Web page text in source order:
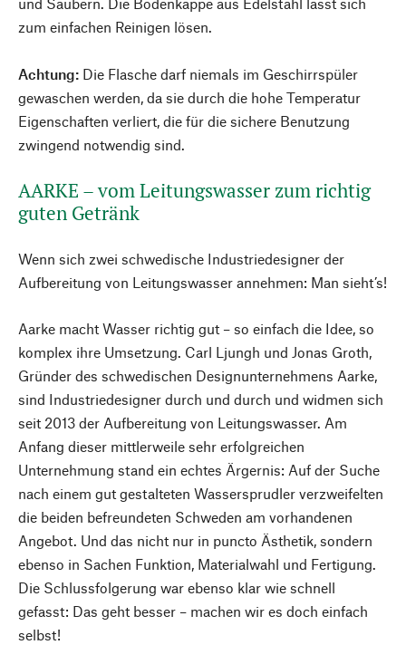
zum einfachen Reinigen lösen.
Achtung: Die Flasche darf niemals im Geschirrspüler
gewaschen werden, da sie durch die hohe Temperatur
Eigenschaften verliert, die für die sichere Benutzung
zwingend notwendig sind.
AARKE – vom Leitungswasser zum richtig
guten Getränk
Wenn sich zwei schwedische Industriedesigner der
Aufbereitung von Leitungswasser annehmen: Man sieht’s!
Aarke macht Wasser richtig gut – so einfach die Idee, so
komplex ihre Umsetzung. Carl Ljungh und Jonas Groth,
Gründer des schwedischen Designunternehmens Aarke,
sind Industriedesigner durch und durch und widmen sich
seit 2013 der Aufbereitung von Leitungswasser. Am
Anfang dieser mittlerweile sehr erfolgreichen
Unternehmung stand ein echtes Ärgernis: Auf der Suche
nach einem gut gestalteten Wassersprudler verzweifelten
die beiden befreundeten Schweden am vorhandenen
Angebot. Und das nicht nur in puncto Ästhetik, sondern
ebenso in Sachen Funktion, Materialwahl und Fertigung.
Die Schlussfolgerung war ebenso klar wie schnell
gefasst: Das geht besser – machen wir es doch einfach
selbst!